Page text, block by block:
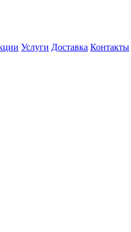
Услуги Доставка Контакты